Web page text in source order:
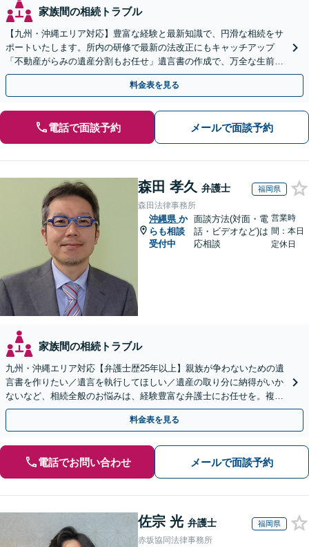
家族間の相続トラブル
【九州・沖縄エリア対応】豊富な経験と最新知識で、円滑な相続をサ
ポートいたします。所内の研修で最新の法改正にもキャッチアップ
「不動産がらみの遺産分割もお任せ」遺言書の作成で、万全な生前対
策をおこないましょう【夜間・休日面談可】
料金表を見る
電話で面談予約 メールで面談予約
森田 孝久 弁護士 福岡県
森田法律事務所
沖縄県 か
らも相談
受付中
面談方法(対面・電
話・ビデオなど)は
応相談
営業時
間：本日
定休日
家族間の相続トラブル
九州・沖縄エリア対応【弁護士歴25年以上】親族が争わないための遺
言書を作りたい／遺言を執行してほしい／遺産の取り分に納得がいか
ないなど、相続全般のお悩みは、経験豊富な弁護士にお任せを。複雑
な問題も粘り強く対応し、解決に導きます。
料金表を見る
電話でお問い合わせ メールで面談予約
佐宗 光 弁護士 福岡県
赤坂協同法律事務所